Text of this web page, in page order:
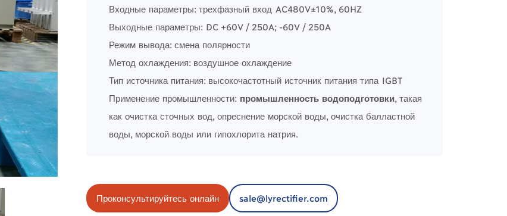
Входные параметры: трехфазный вход AC480V±10%, 60HZ
Выходные параметры: DC +60V / 250A; -60V / 250A
Режим вывода: смена полярности
Метод охлаждения: воздушное охлаждение
Тип источника питания: высокочастотный источник питания типа IGBT
Применение промышленности: промышленность водоподготовки, такая
как очистка сточных вод, опреснение морской воды, очистка балластной
воды, морской воды или гипохлорита натрия.
Проконсультируйтесь онлайн sale@lyrectifier.com